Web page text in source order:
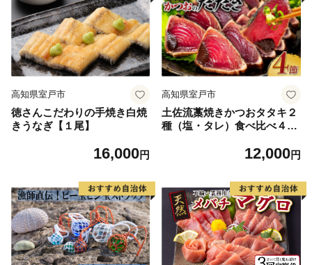
高知県室戸市
徳さんこだわりの手焼き白焼
きうなぎ【１尾】
16,000円
高知県室戸市
土佐流藁焼きかつおタタキ２
種（塩・タレ）食べ比べ４節
12,000円